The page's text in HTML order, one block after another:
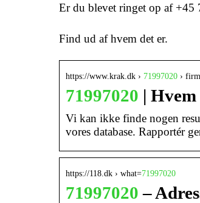
Er du blevet ringet op af +45
Find ud af hvem det er.
https://www.krak.dk › 71997020 ›
71997020 |
Vi kan ikke finde nogen
vores database. Rapportér
https://118.dk › what=71997020
71997020 –